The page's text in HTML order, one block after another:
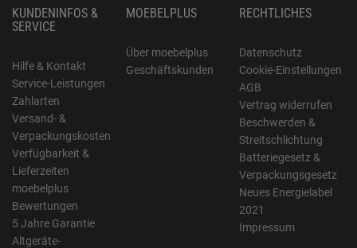
KUNDENINFOS &
SERVICE
Hilfe & Kontakt
Service-Leistungen
Zahlarten
Versand- &
Verpackungskosten
Verfügbarkeit &
Lieferzeiten
moebelplus
Bewertungen
5 Jahre Garantie
Altgeräte-
MOEBELPLUS
Über moebelplus
Geschäftskunden
RECHTLICHES
Datenschutz
Cookie-Einstellungen
AGB
Vertrag widerrufen
Beschwerden &
Streitschlichtung
Batteriegesetz &
Verpackungsgesetz
Neues Energielabel
2021
Impressum